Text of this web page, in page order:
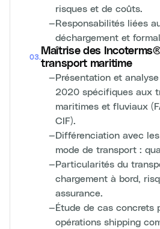
risques et de coûts.
—Responsabilités liées
déchargement et
03.
Maîtrise des
transport maritime
—Présentation et
2020 spécifiques aux
maritimes et fluviaux
CIF).
—Différenciation avec
mode de transport :
—Particularités du
chargement à bord,
assurance.
—Étude de cas concrets
opérations shipping